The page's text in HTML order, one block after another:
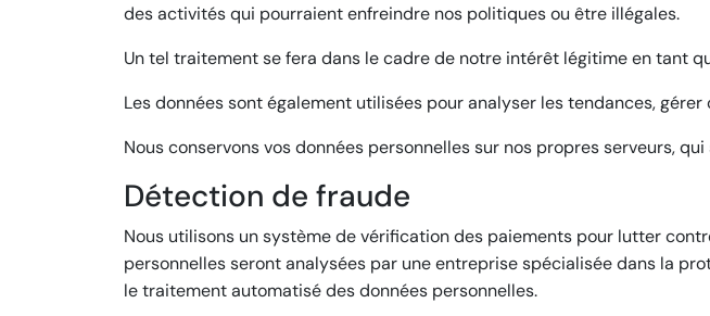
des activités qui pourraient enfreindre nos politiques ou être illégales.
Un tel traitement se fera dans le cadre de notre intérêt légitime en tant
Les données sont également utilisées pour analyser les tendances,
Nous conservons vos données personnelles sur nos propres serveurs,
Détection de fraude
Nous utilisons un système de vérification des paiements pour lutter
personnelles seront analysées par une entreprise spécialisée dans la
le traitement automatisé des données personnelles.